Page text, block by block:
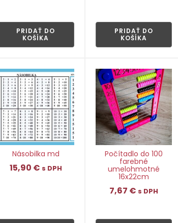
PRIDAŤ DO
KOŠÍKA
PRIDAŤ DO
KOŠÍKA
Násobilka md
15,90 € s DPH
Počítadlo do 100
farebné
umelohmotné
16x22cm
7,67 € s DPH